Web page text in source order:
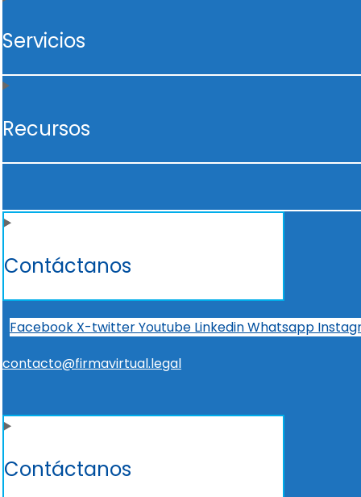
Servicios
Recursos
Contáctanos
Facebook X-twitterYoutube LinkedinWhatsapp
contacto@firmavirtual.legal
Contáctanos